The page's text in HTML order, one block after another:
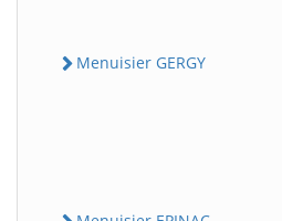
Menuisier GERGY